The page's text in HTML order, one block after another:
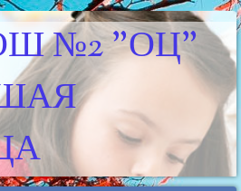
№2 "ОЦ"